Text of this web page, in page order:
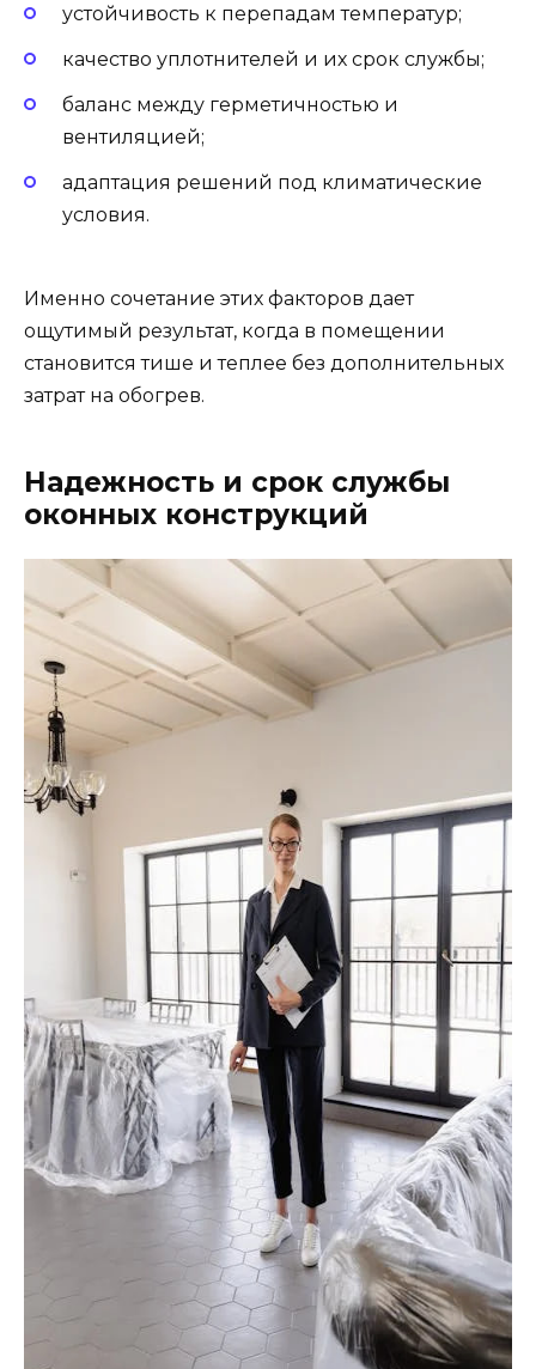
устойчивость к перепадам температур;
качество уплотнителей и их срок службы;
баланс между герметичностью и
вентиляцией;
адаптация решений под климатические
условия.
Именно сочетание этих факторов дает
ощутимый результат, когда в помещении
становится тише и теплее без дополнительных
затрат на обогрев.
Надежность и срок службы
оконных конструкций